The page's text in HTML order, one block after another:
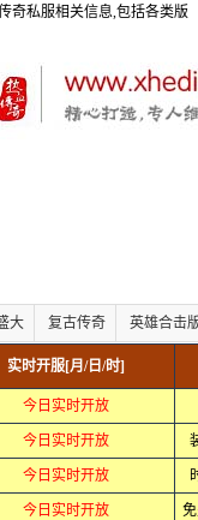
奇私服相关信息,包括各类版
大 复古传奇 英雄合击
实时开服[月/日/时]
今日实时开放
今日实时开放
今日实时开放
今日实时开放